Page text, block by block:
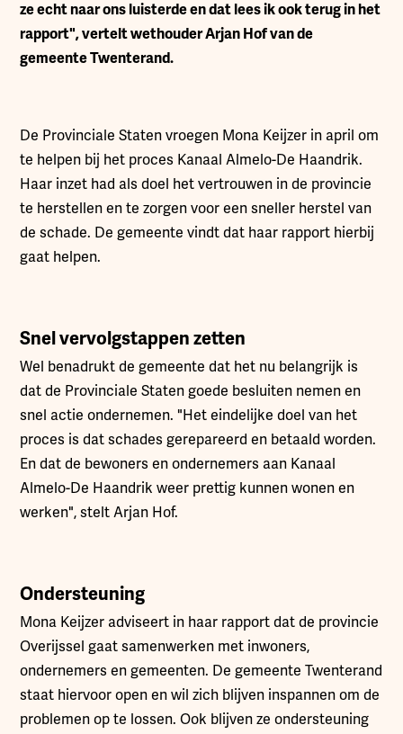
ze echt naar ons luisterde en dat lees ik ook terug in het
rapport", vertelt wethouder Arjan Hof van de
gemeente Twenterand.
De Provinciale Staten vroegen Mona Keijzer in april om
te helpen bij het proces Kanaal Almelo-De Haandrik.
Haar inzet had als doel het vertrouwen in de provincie
te herstellen en te zorgen voor een sneller herstel van
de schade. De gemeente vindt dat haar rapport hierbij
gaat helpen.
Snel vervolgstappen zetten
Wel benadrukt de gemeente dat het nu belangrijk is
dat de Provinciale Staten goede besluiten nemen en
snel actie ondernemen. "Het eindelijke doel van het
proces is dat schades gerepareerd en betaald worden.
En dat de bewoners en ondernemers aan Kanaal
Almelo-De Haandrik weer prettig kunnen wonen en
werken", stelt Arjan Hof.
Ondersteuning
Mona Keijzer adviseert in haar rapport dat de provincie
Overijssel gaat samenwerken met inwoners,
ondernemers en gemeenten. De gemeente Twenterand
staat hiervoor open en wil zich blijven inspannen om de
problemen op te lossen. Ook blijven ze ondersteuning